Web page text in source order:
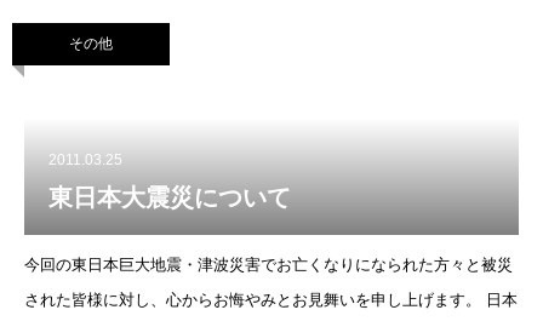
その他
2011.03.25
東日本大震災について
今回の東日本巨大地震・津波災害でお亡くなりになられた方々と被災
された皆様に対し、心からお悔やみとお見舞いを申し上げます。 日本